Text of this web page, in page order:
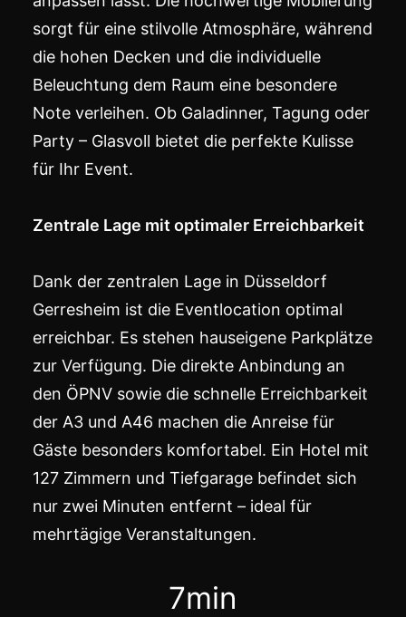
sorgt für eine stilvolle Atmosphäre, während
die hohen Decken und die individuelle
Beleuchtung dem Raum eine besondere
Note verleihen. Ob Galadinner, Tagung oder
Party – Glasvoll bietet die perfekte Kulisse
für Ihr Event.
Zentrale Lage mit optimaler Erreichbarkeit
Dank der zentralen Lage in Düsseldorf
Gerresheim ist die Eventlocation optimal
erreichbar. Es stehen hauseigene Parkplätze
zur Verfügung. Die direkte Anbindung an
den ÖPNV sowie die schnelle Erreichbarkeit
der A3 und A46 machen die Anreise für
Gäste besonders komfortabel. Ein Hotel mit
127 Zimmern und Tiefgarage befindet sich
nur zwei Minuten entfernt – ideal für
mehrtägige Veranstaltungen.
7min